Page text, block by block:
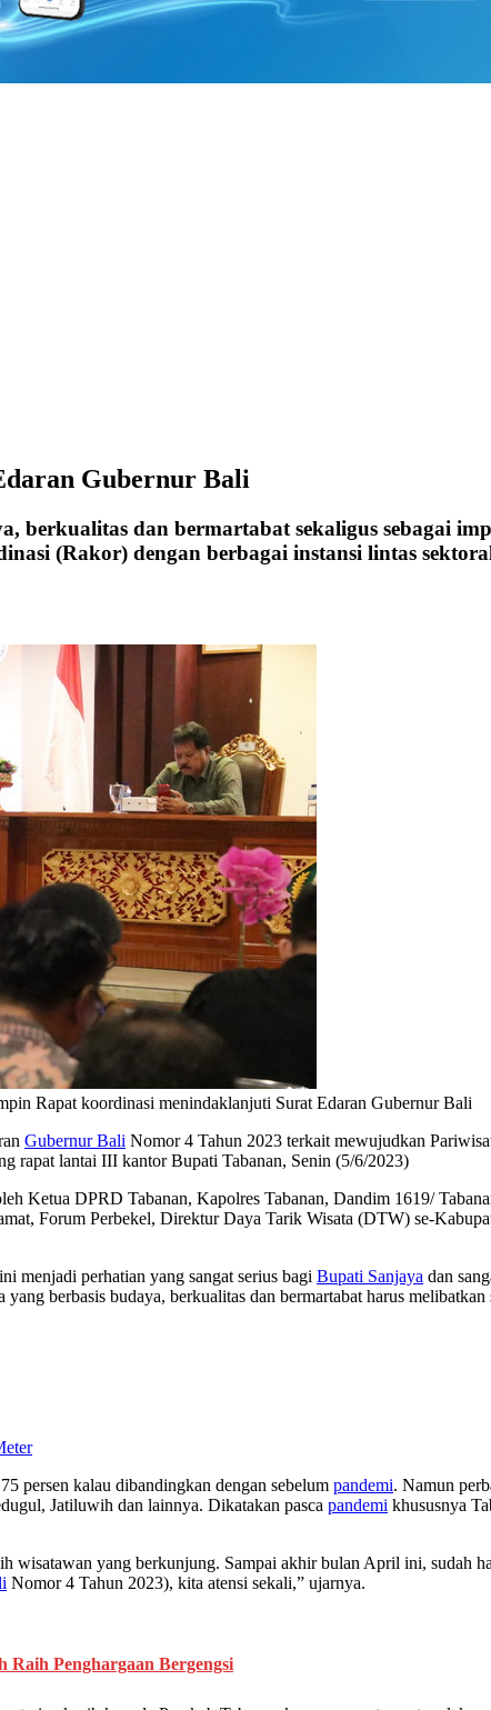
Gubernur Bali
berkualitas dan bermartabat sekaligus sebagai
(Rakor) dengan berbagai instansi lintas
Rapat koordinasi menindaklanjuti Surat Edaran Gubernur Bali
Gubernur Bali Nomor 4 Tahun 2023 terkait mewujudkan
rapat lantai III kantor Bupati Tabanan, Senin (5/6/2023)
Ketua DPRD Tabanan, Kapolres Tabanan, Dandim 1619/
Forum Perbekel, Direktur Daya Tarik Wisata (DTW) se-
menjadi perhatian yang sangat serius bagi Bupati Sanjaya dan
berbasis budaya, berkualitas dan bermartabat harus
persen kalau dibandingkan dengan sebelum pandemi. Namun
Jatiluwih dan lainnya. Dikatakan pasca pandemi khususnya
wisatawan yang berkunjung. Sampai akhir bulan April ini, sudah
Nomor 4 Tahun 2023), kita atensi sekali,” ujarnya.
Penghargaan Bergengsi